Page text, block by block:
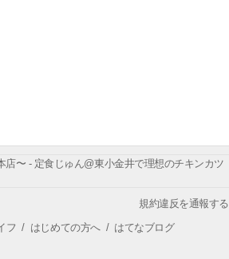
店〜 - 定食じゅん@東小金井で理想のチキンカツ
規約違反を通報する
フ / はじめての方へ/ はてなブログ